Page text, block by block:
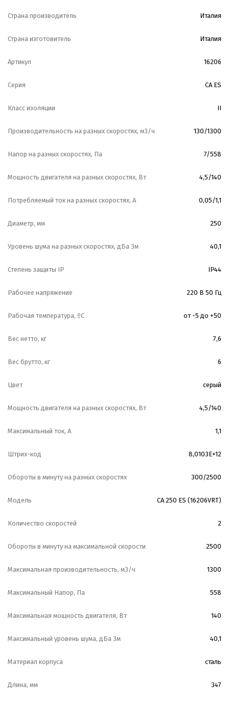
Страна производитель Италия
Страна изготовитель Италия
Артикул 16206
Серия CA ES
Класс изоляции II
Производительность на разных скоростях, м3/ч 130/1300
Напор на разных скоростях, Па 7/558
Мощность двигателя на разных скоростях, Вт 4,5/140
Потребляемый ток на разных скоростях, А 0,05/1,1
Диаметр, мм 250
Уровень шума на разных скоростях, дБа 3м 40,1
Степень защиты IP IP44
Рабочее напряжение 220 В 50 Гц
Рабочая температура, ºС от -5 до +50
Вес нетто, кг 7,6
Вес брутто, кг 6
Цвет серый
Мощность двигателя на разных скоростях, Вт 4,5/140
Максимальный ток, А 1,1
Штрих-код 8,0103E+12
Обороты в минуту на разных скоростях 300/2500
Модель CA 250 ES (16206VRT)
Количество скоростей 2
Обороты в минуту на максимальной скорости 2500
Максимальная производительность, м3/ч 1300
Максимальный Напор, Па 558
Максимальная мощность двигателя, Вт 140
Максимальный уровень шума, дБа 3м 40,1
Материал корпуса сталь
Длина, мм 347